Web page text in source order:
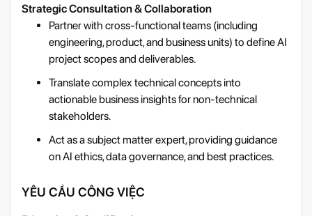
Strategic Consultation & Collaboration
Partner with cross-functional teams (including
engineering, product, and business units) to define AI
project scopes and deliverables.
Translate complex technical concepts into
actionable business insights for non-technical
stakeholders.
Act as a subject matter expert, providing guidance
on AI ethics, data governance, and best practices.
YÊU CẦU CÔNG VIỆC